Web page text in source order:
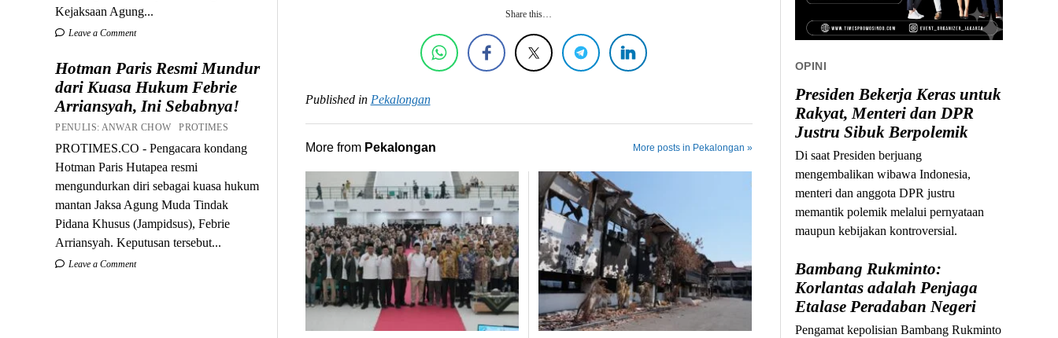
Kejaksaan Agung...
Leave a Comment
Hotman Paris Resmi Mundur
dari Kuasa Hukum Febrie
Arriansyah, Ini Sebabnya!
PENULIS: ANWAR CHOW PROTIMES
PROTIMES.CO - Pengacara kondang
Hotman Paris Hutapea resmi
mengundurkan diri sebagai kuasa hukum
mantan Jaksa Agung Muda Tindak
Pidana Khusus (Jampidsus), Febrie
Arriansyah. Keputusan tersebut...
Leave a Comment
Share this…
Published in Pekalongan
More from Pekalongan More posts in Pekalongan »
OPINI
Presiden Bekerja Keras untuk
Rakyat, Menteri dan DPR
Justru Sibuk Berpolemik
Di saat Presiden berjuang
mengembalikan wibawa Indonesia,
menteri dan anggota DPR justru
memantik polemik melalui pernyataan
maupun kebijakan kontroversial.
Bambang Rukminto:
Korlantas adalah Penjaga
Etalase Peradaban Negeri
Pengamat kepolisian Bambang Rukminto